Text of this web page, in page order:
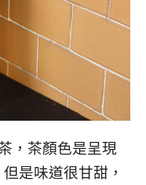
，茶顏色是呈現
是味道很甘甜，